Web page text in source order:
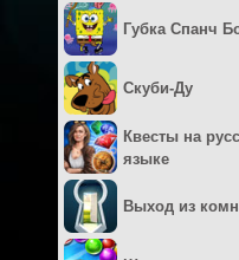
Губка Спанч
Скуби-Ду
Квесты на
языке
Выход из